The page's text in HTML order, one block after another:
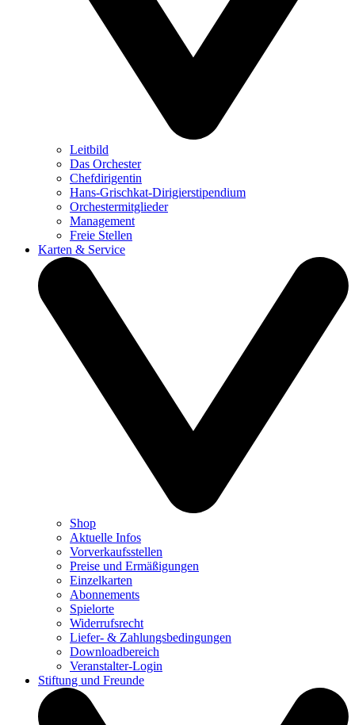
Leitbild
Das Orchester
Chefdirigentin
Hans-Grischkat-Dirigierstipendium
Orchestermitglieder
Management
Freie Stellen
Karten & Service
Shop
Aktuelle Infos
Vorverkaufsstellen
Preise und Ermäßigungen
Einzelkarten
Abonnements
Spielorte
Widerrufsrecht
Liefer- & Zahlungsbedingungen
Downloadbereich
Veranstalter-Login
Stiftung und Freunde